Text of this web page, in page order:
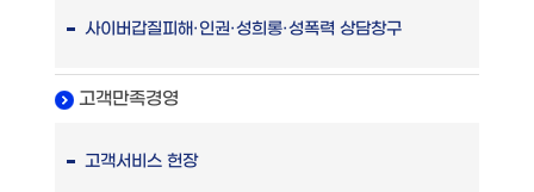
사이버갑질피해·인권·성희롱·성폭력 상담창구
고객만족경영
고객서비스 헌장